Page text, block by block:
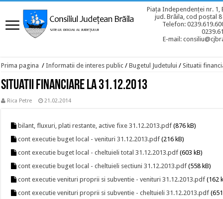
Piața Independenței nr. 1,
jud. Brăila, cod poștal
Telefon:
E-mail:
Prima pagina / Informatii de interes public / Bugetul Judetului / Situatii
Situatii financiare la 31.12.2013
Rica Petre 21.02.2014
bilant, fluxuri, plati restante, active fixe 31.12.2013.pdf (876 kB)
cont executie buget local - venituri 31.12.2013.pdf (216 kB)
cont executie buget local - cheltuieli total 31.12.2013.pdf (603 kB)
cont executie buget local - cheltuieli sectiuni 31.12.2013.pdf (558 kB)
cont executie venituri proprii si subventie - venituri 31.12.2013.pdf (162
cont executie venituri proprii si subventie - cheltuieli 31.12.2013.pdf